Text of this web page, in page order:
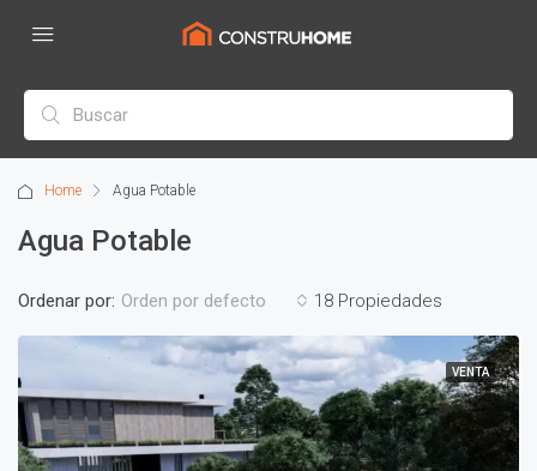
Home Agua Potable
Agua Potable
18 Propiedades
Ordenar por: Orden por defecto
VENTA